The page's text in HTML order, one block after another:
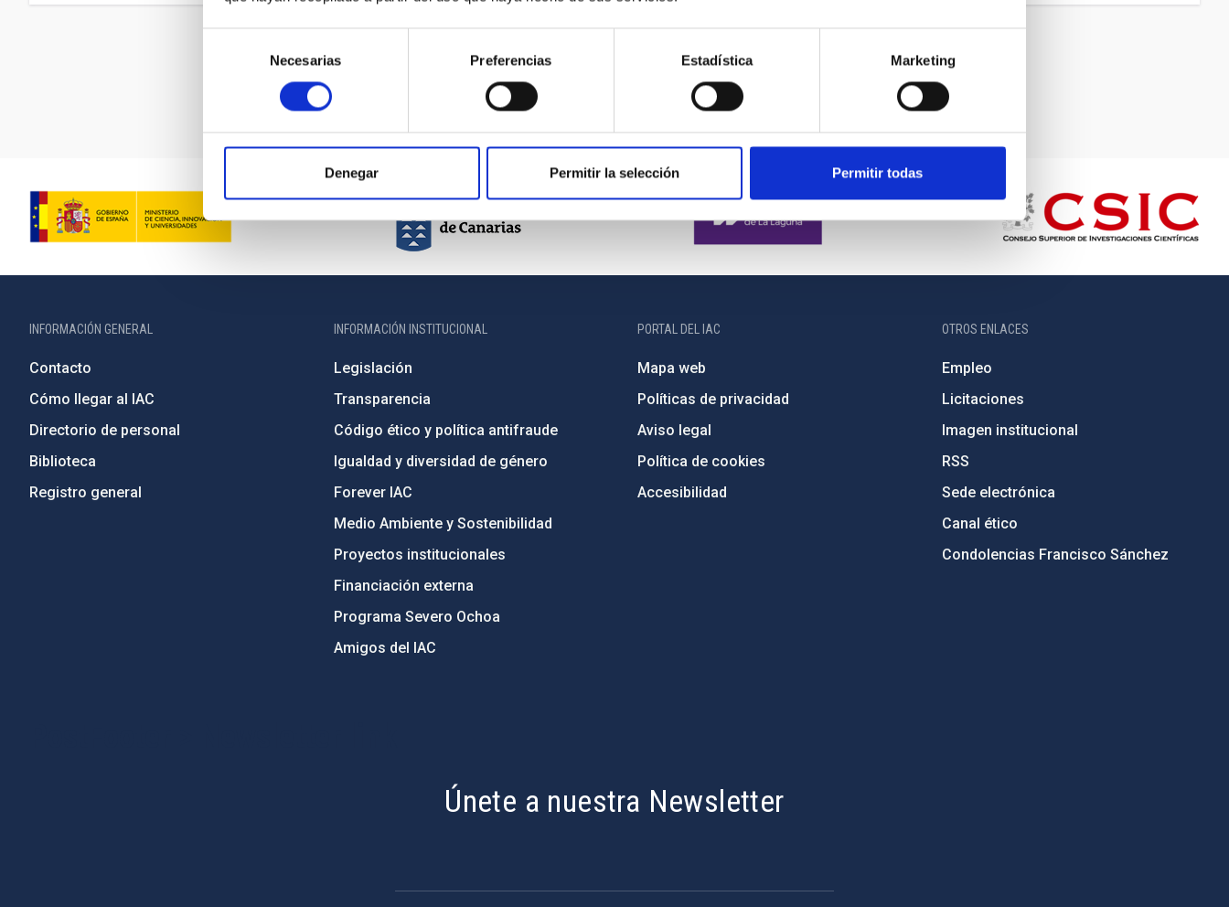
consentimiento
Necesarias Preferencias Estadística Marketing
Denegar Permitir la selección Permitir todas
PáginaPágina
2 Página
3 PáginaPágina
7 Página
8
última
página
INFORMACIÓN GENERAL
Contacto
Cómo llegar al IAC
Directorio de personal
Biblioteca
Registro general
INFORMACIÓN INSTITUCIONAL
Legislación
Transparencia
Código ético y política antifraude
Igualdad y diversidad de género
Forever IAC
Medio Ambiente y Sostenibilidad
Proyectos institucionales
Financiación externa
Programa Severo Ochoa
Amigos del IAC
PORTAL DEL IAC
Mapa web
Políticas de privacidad
Aviso legal
Política de cookies
Accesibilidad
OTROS ENLACES
Empleo
Licitaciones
Imagen institucional
RSS
Sede electrónica
Canal ético
Condolencias Francisco Sánchez
Únete a nuestra Newsletter